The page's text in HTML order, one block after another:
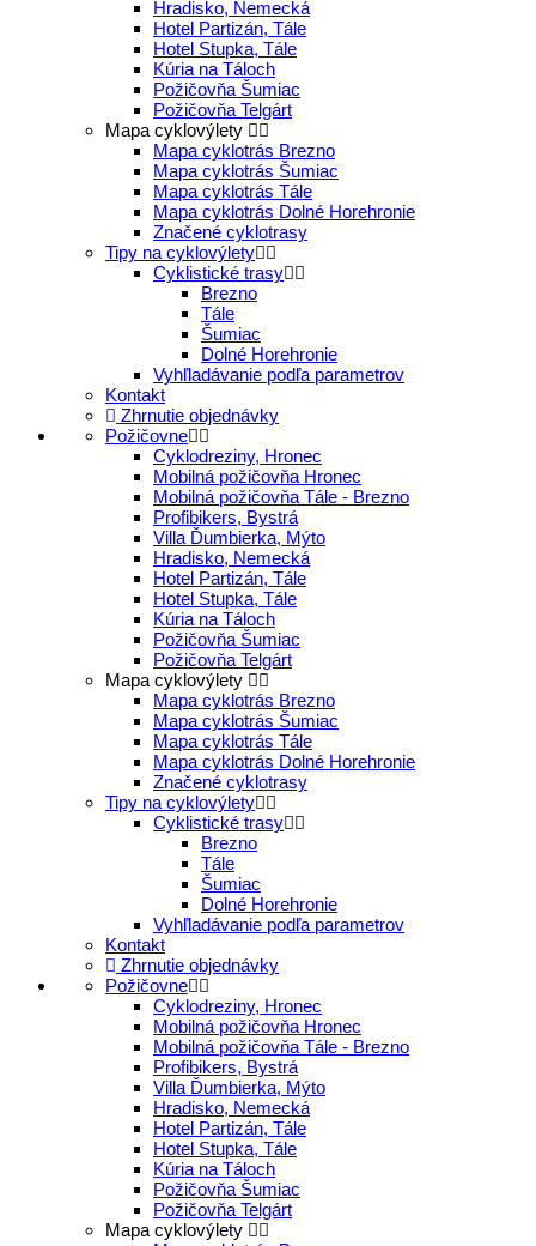
Hradisko, Nemecká
Hotel Partizán, Tále
Hotel Stupka, Tále
Kúria na Táloch
Požičovňa Šumiac
Požičovňa Telgárt
Mapa cyklovýlety
Mapa cyklotrás Brezno
Mapa cyklotrás Šumiac
Mapa cyklotrás Tále
Mapa cyklotrás Dolné Horehronie
Značené cyklotrasy
Tipy na cyklovýlety
Cyklistické trasy
Brezno
Tále
Šumiac
Dolné Horehronie
Vyhľladávanie podľa parametrov
Kontakt
Zhrnutie objednávky
Požičovne
Cyklodreziny, Hronec
Mobilná požičovňa Hronec
Mobilná požičovňa Tále - Brezno
Profibikers, Bystrá
Villa Ďumbierka, Mýto
Hradisko, Nemecká
Hotel Partizán, Tále
Hotel Stupka, Tále
Kúria na Táloch
Požičovňa Šumiac
Požičovňa Telgárt
Mapa cyklovýlety
Mapa cyklotrás Brezno
Mapa cyklotrás Šumiac
Mapa cyklotrás Tále
Mapa cyklotrás Dolné Horehronie
Značené cyklotrasy
Tipy na cyklovýlety
Cyklistické trasy
Brezno
Tále
Šumiac
Dolné Horehronie
Vyhľladávanie podľa parametrov
Kontakt
Zhrnutie objednávky
Požičovne
Cyklodreziny, Hronec
Mobilná požičovňa Hronec
Mobilná požičovňa Tále - Brezno
Profibikers, Bystrá
Villa Ďumbierka, Mýto
Hradisko, Nemecká
Hotel Partizán, Tále
Hotel Stupka, Tále
Kúria na Táloch
Požičovňa Šumiac
Požičovňa Telgárt
Mapa cyklovýlety